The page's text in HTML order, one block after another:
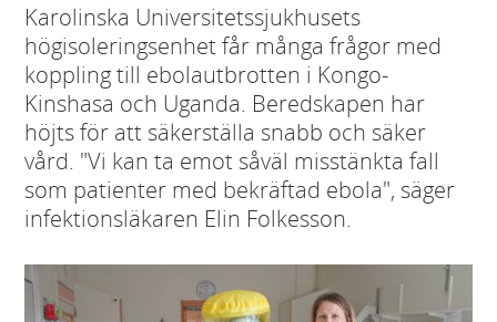
Karolinska Universitetssjukhusets
högisoleringsenhet får många frågor med
koppling till ebolautbrotten i Kongo-
Kinshasa och Uganda. Beredskapen har
höjts för att säkerställa snabb och säker
vård. "Vi kan ta emot såväl misstänkta fall
som patienter med bekräftad ebola", säger
infektionsläkaren Elin Folkesson.